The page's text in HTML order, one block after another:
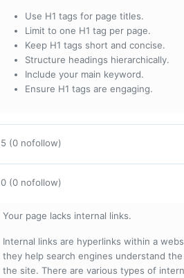
Use H1 tags for page titles.
Limit to one H1 tag per page.
Keep H1 tags short and concise.
Structure headings hierarchically.
Include your main keyword.
Ensure H1 tags are engaging.
5 (0 nofollow)
0 (0 nofollow)
Your page lacks internal links.
Internal links are hyperlinks within a
they help search engines understand
the site. There are various types of